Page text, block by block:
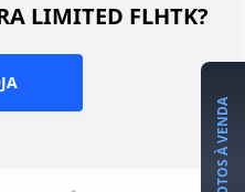
combina elementos
exclusivas que
e a versão
como um dos modelos
LIMITED FLHTK?